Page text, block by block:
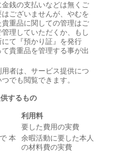
金銭の支払いなどは無くご
ございませんが、やむを
重品に関しての管理はご
理していただくか、もし
にて『預かり証』を発行
て貴重品を管理する事が出
者は、サービス提供につ
でも閲覧できます。
するもの
利用料
要した費用の実費
本
余暇活動に要した本人
の材料費の実費